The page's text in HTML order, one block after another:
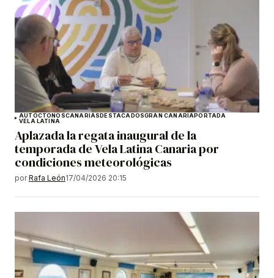
AUTÓCTONOSCANARIASDESTACADOSGRAN CANARIAPORTADA
VELA LATINA
Aplazada la regata inaugural de la
temporada de Vela Latina Canaria por
condiciones meteorológicas
por Rafa León17/04/2026 20:15